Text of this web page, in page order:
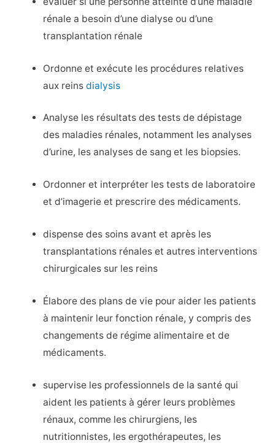
rénale a besoin d’une dialyse ou d’une
transplantation rénale
Ordonne et exécute les procédures relatives
aux reinsdialysis
Analyse les résultats des tests de dépistage
des maladies rénales, notamment les analyses
d’urine, les analyses de sang et les biopsies.
Ordonner et interpréter les tests de laboratoire
et d’imagerie et prescrire des médicaments.
dispense des soins avant et après les
transplantations rénales et autres interventions
chirurgicales sur les reins
Élabore des plans de vie pour aider les patients
à maintenir leur fonction rénale, y compris des
changements de régime alimentaire et de
médicaments.
supervise les professionnels de la santé qui
aident les patients à gérer leurs problèmes
rénaux, comme les chirurgiens, les
nutritionnistes, les ergothérapeutes, les